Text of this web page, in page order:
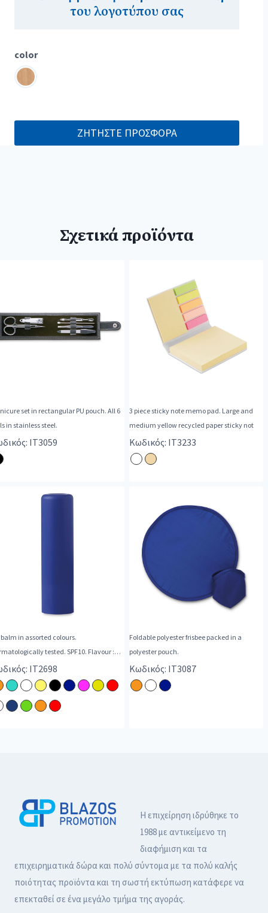
του λογοτύπου σας
color
ΖΗΤΗΣΤΕ ΠΡΟΣΦΟΡΑ
Σχετικά προϊόντα
set in rectangular PU pouch. All 6
in stainless steel.
IT3059
3 piece sticky note memo pad. Large and
medium yellow recycled paper sticky not
Κωδικός: IT3233
in assorted colours.
tested. SPF10. Flavour :
IT2698
Foldable polyester frisbee packed in a
polyester pouch.
Κωδικός: IT3087
Η επιχείρηση ιδρύθηκε το
1988 με αντικείμενο τη
διαφήμιση και τα
επιχειρηματικά δώρα και πολύ σύντομα με τα πολύ καλής
ποιότητας προϊόντα και τη σωστή εκτύπωση κατάφερε να
επεκταθεί σε ένα μεγάλο τμήμα της αγοράς.